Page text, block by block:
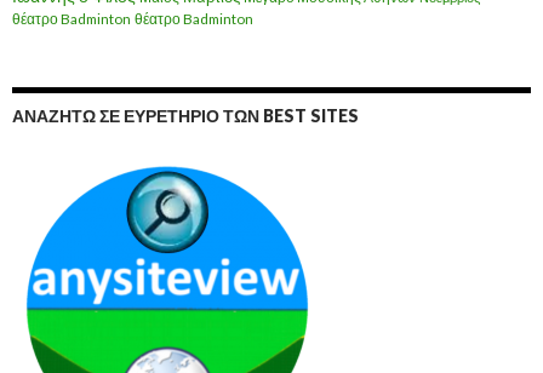
θέατρο Badminton θέατρο Badminton
ΑΝΑΖΗΤΏ ΣΕ ΕΥΡΕΤΉΡΙΟ ΤΩΝ BEST SITES